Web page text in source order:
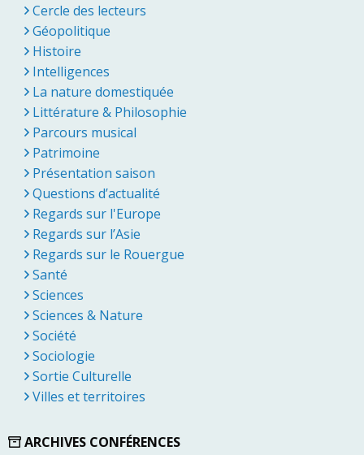
Cercle des lecteurs
Géopolitique
Histoire
Intelligences
La nature domestiquée
Littérature & Philosophie
Parcours musical
Patrimoine
Présentation saison
Questions d’actualité
Regards sur l'Europe
Regards sur l’Asie
Regards sur le Rouergue
Santé
Sciences
Sciences & Nature
Société
Sociologie
Sortie Culturelle
Villes et territoires
ARCHIVES CONFÉRENCES